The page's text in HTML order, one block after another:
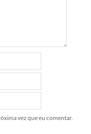
vez que eu comentar.